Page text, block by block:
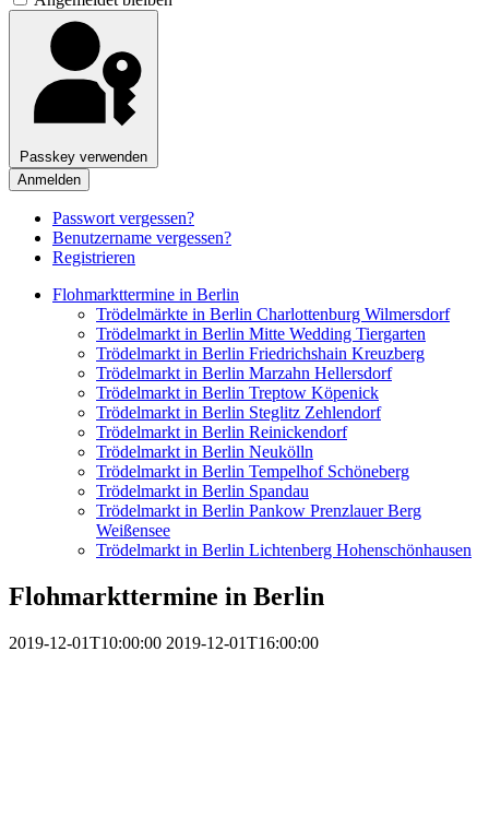
Passkey verwenden
Anmelden
Passwort vergessen?
Benutzername vergessen?
Registrieren
Flohmarkttermine in Berlin
Trödelmärkte in Berlin Charlottenburg Wilmersdorf
Trödelmarkt in Berlin Mitte Wedding Tiergarten
Trödelmarkt in Berlin Friedrichshain Kreuzberg
Trödelmarkt in Berlin Marzahn Hellersdorf
Trödelmarkt in Berlin Treptow Köpenick
Trödelmarkt in Berlin Steglitz Zehlendorf
Trödelmarkt in Berlin Reinickendorf
Trödelmarkt in Berlin Neukölln
Trödelmarkt in Berlin Tempelhof Schöneberg
Trödelmarkt in Berlin Spandau
Trödelmarkt in Berlin Pankow Prenzlauer Berg
Weißensee
Trödelmarkt in Berlin Lichtenberg Hohenschönhausen
Flohmarkttermine in Berlin
2019-12-01T10:00:00 2019-12-01T16:00:00